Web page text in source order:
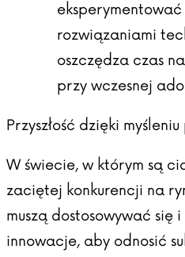
eksperymentować
rozwiązaniami
oszczędza czas
przy wczesnej
Przyszłość dzięki
W świecie, w którym są
zaciętej konkurencji na
muszą dostosowywać się
innowacje, aby odnosić